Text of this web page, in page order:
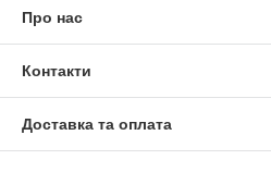
Про нас
Контакти
Доставка та оплата